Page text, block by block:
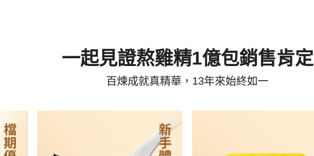
一起見證熬雞精1億包銷售肯定
百煉成就真精華，13年來始終如一